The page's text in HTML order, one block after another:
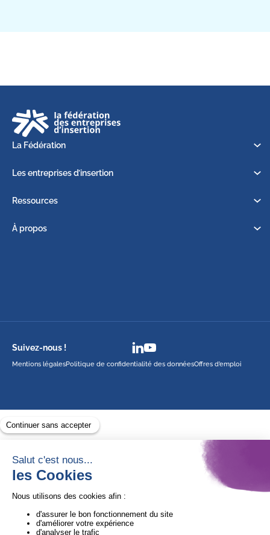
La Fédération
Les entreprises d’insertion
Ressources
À propos
Suivez-nous !
Mentions légalesPolitique de confidentialité des donnéesOffres d’emploi